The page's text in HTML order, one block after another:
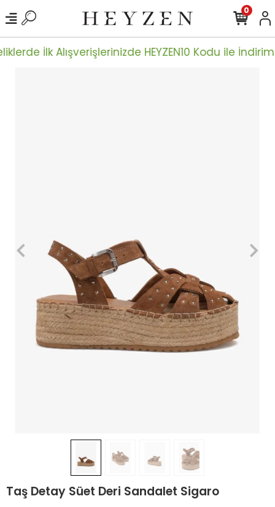
İlk Alışverişlerinizde HEYZEN10 Kodu ile
0
Taş Detay Süet Deri Sandalet Sigaro